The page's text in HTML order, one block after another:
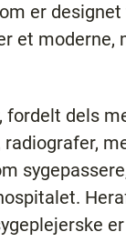
er
et
dels